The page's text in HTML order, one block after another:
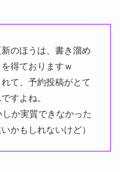
のほうは、書き溜め
得ておりますｗ
て、予約投稿がとて
すよね。
しか実質できなかった
かもしれないけど）